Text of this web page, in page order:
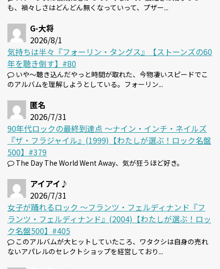
も、禍々しさはどんどん無くなっていって、プザー...
G-大将
2026/8/1
気持ちは半々『フォーリン・タングス』【ストーンズの60
年を聴き倒す】#80
いや～聴き込んだやっと時間が取れた、今物凄いスピードでこ
のアルバムを理解しようとしている。フォーリン...
匿名
2026/7/31
90年代ロックの最終到達点 〜ナイン・インチ・ネイルズ
『ザ・フラジャイル』(1999)【わたしが選ぶ！ロック名盤
500】#379
The Day The World Went Away、気が狂うほど好き。
アイアイ♪
2026/7/31
女子が踊れるロック 〜フランツ・フェルディナンド『フ
ランツ・フェルディナンド』(2004)【わたしが選ぶ！ロッ
ク名盤500】#405
このアルバムが大ヒットしていたころ、ワタクシは自身の売れ
ないアパレルのセレクトショップを経営しており...